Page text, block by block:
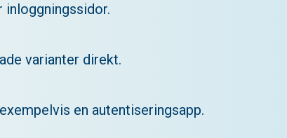
varianter direkt.
en autentiseringsapp.